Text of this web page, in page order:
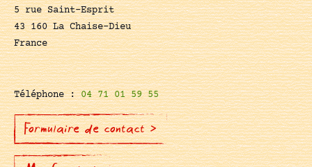
5 rue Saint-Esprit
43 160 La Chaise-Dieu
France
Téléphone :04 71 01 59 55
Formulaire de contact >